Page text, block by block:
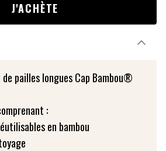
J'ACHÈTE
pailles longues Cap Bambou®
:
en bambou